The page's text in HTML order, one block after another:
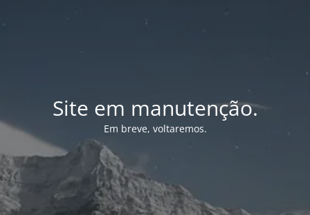
Site em manutenção.
Em breve, voltaremos.